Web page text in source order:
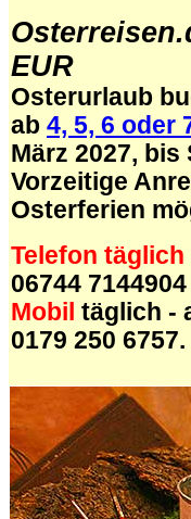
EUR
Osterurlaub
ab 4, 5, 6 oder
März 2027, bis
Vorzeitige
Osterferien
Telefon
06744 7144904
Mobil täglich -
0179 250 6757.